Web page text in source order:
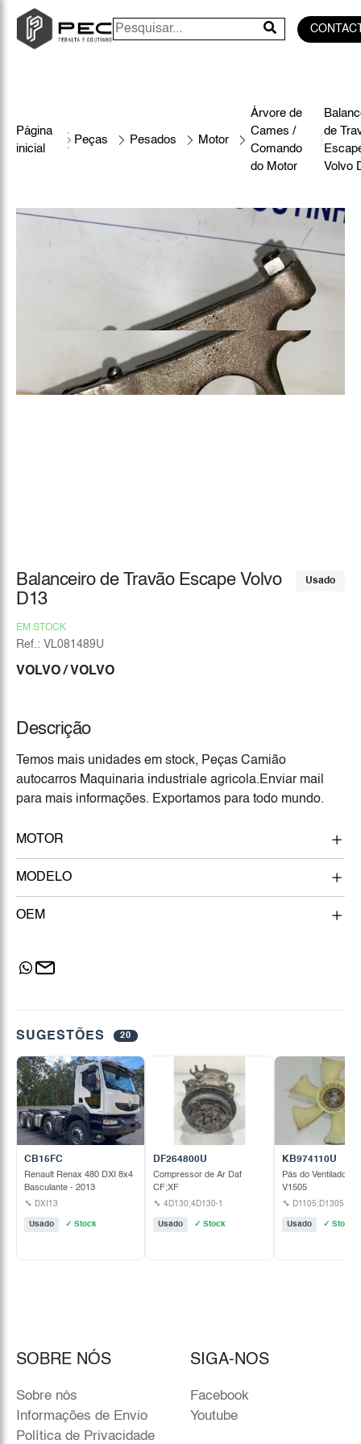
Página
inicial
Peças Pesados Motor
Árvore de
Cames /
Comando
do Motor
de
Volvo
Usado
Balanceiro de Travão Escape Volvo
D13
EM STOCK
Ref.: VL081489U
VOLVO / VOLVO
Descrição
Temos mais unidades em stock, Peças Camião
autocarros Maquinaria industriale agricola.Enviar mail
para mais informações. Exportamos para todo mundo.
MOTOR
MODELO
OEM
SUGESTÕES 20
CB15FC
Renault Renax 480 DXI 8x4
Basculante - 2013
🔧 DXI13
Usado ✓ Stock
DF264800U
Compressor de Ar Daf
CF;XF
🔧 4D130;4D130-1
Usado ✓ Stock
KB974110U
Pás do Ventilador
V1505
Usado ✓ Stock
SOBRE NÓS
Sobre nós
Informações de Envio
Política de Privacidade
SIGA-NOS
Facebook
Youtube